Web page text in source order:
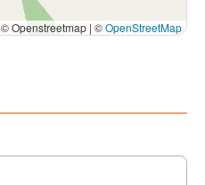
© Openstreetmap | ©OpenStreetMap